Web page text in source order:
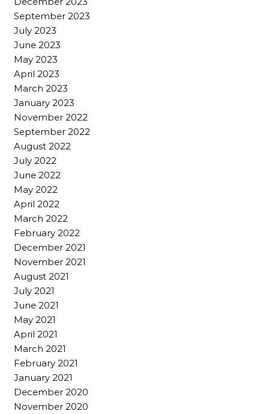
September 2023
July 2023
June 2023
May 2023
April 2023
March 2023
January 2023
November 2022
September 2022
August 2022
July 2022
June 2022
May 2022
April 2022
March 2022
February 2022
December 2021
November 2021
August 2021
July 2021
June 2021
May 2021
April 2021
March 2021
February 2021
January 2021
December 2020
November 2020